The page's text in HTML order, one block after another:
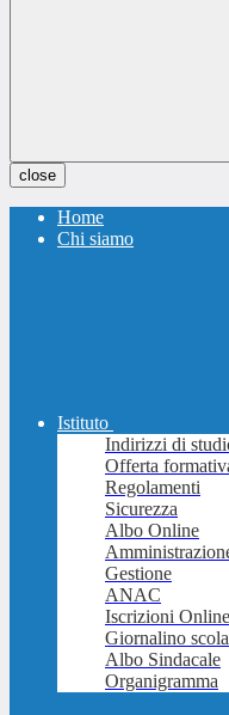
close
Home
Chi siamo
Istituto
Indirizzi di
Offerta
Regolamenti
Sicurezza
Albo Online
Gestione
ANAC
Iscrizioni Online
Giornalino
Albo Sindacale
Organigramma